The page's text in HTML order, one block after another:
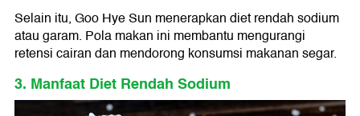
Selain itu, Goo Hye Sun menerapkan diet rendah sodium
atau garam. Pola makan ini membantu mengurangi
retensi cairan dan mendorong konsumsi makanan segar.
3. Manfaat Diet Rendah Sodium